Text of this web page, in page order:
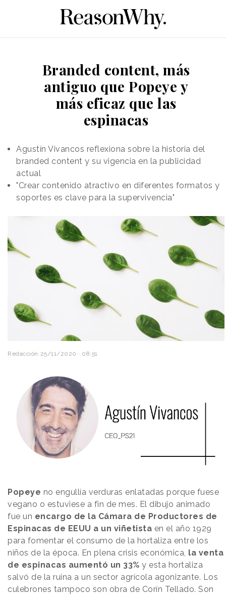
Branded content, más
antiguo que Popeye y
más eficaz que las
espinacas
Agustín Vivancos reflexiona sobre la historia del
branded content y su vigencia en la publicidad
actual
"Crear contenido atractivo en diferentes formatos y
soportes es clave para la supervivencia"
Redacción 25/11/2020 · 08:51
Popeye no engullía verduras enlatadas porque fuese
vegano o estuviese a fin de mes. El dibujo animado
fue un encargo de la Cámara de Productores de
Espinacas de EEUU a un viñetista en el año 1929
para fomentar el consumo de la hortaliza entre los
niños de la época. En plena crisis económica, la venta
de espinacas aumentó un 33% y esta hortaliza
salvó de la ruina a un sector agrícola agonizante. Los
culebrones tampoco son obra de Corín Tellado. Son